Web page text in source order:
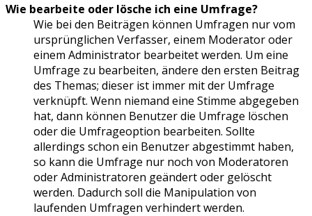
Wie bearbeite oder lösche ich eine Umfrage?
Wie bei den Beiträgen können Umfragen nur vom
ursprünglichen Verfasser, einem Moderator oder
einem Administrator bearbeitet werden. Um eine
Umfrage zu bearbeiten, ändere den ersten Beitrag
des Themas; dieser ist immer mit der Umfrage
verknüpft. Wenn niemand eine Stimme abgegeben
hat, dann können Benutzer die Umfrage löschen
oder die Umfrageoption bearbeiten. Sollte
allerdings schon ein Benutzer abgestimmt haben,
so kann die Umfrage nur noch von Moderatoren
oder Administratoren geändert oder gelöscht
werden. Dadurch soll die Manipulation von
laufenden Umfragen verhindert werden.